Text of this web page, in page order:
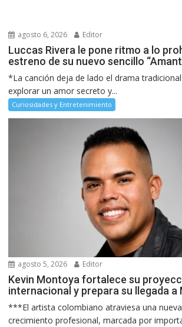
agosto 6, 2026 Editor
Luccas Rivera le pone ritmo a lo
estreno de su nuevo sencillo
*La canción deja de lado el drama
explorar un amor secreto y...
Curiosidades y Entretenimiento
agosto 5, 2026 Editor
Kevin Montoya fortalece su
internacional y prepara su llegada a
***El artista colombiano atraviesa una
crecimiento profesional, marcada por